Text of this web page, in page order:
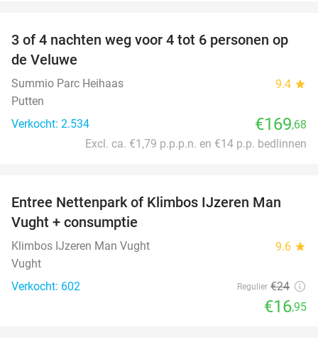
3 of 4 nachten weg voor 4 tot 6 personen op
de Veluwe
Summio Parc Heihaas 9.4 star
Putten
Verkocht: 2.534
€169,68
Excl. ca. €1,79 p.p.p.n. en €14 p.p. bedlinnen
29%
Entree Nettenpark of Klimbos IJzeren Man
Vught + consumptie
Klimbos IJzeren Man Vught 9.6 star
Vught
Verkocht: 602
Regulier €24
€16,95